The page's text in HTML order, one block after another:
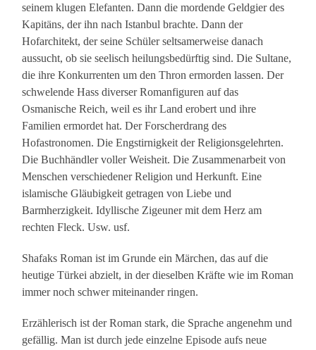
seinem klugen Elefanten. Dann die mordende Geldgier des
Kapitäns, der ihn nach Istanbul brachte. Dann der
Hofarchitekt, der seine Schüler seltsamerweise danach
aussucht, ob sie seelisch heilungsbedürftig sind. Die Sultane,
die ihre Konkurrenten um den Thron ermorden lassen. Der
schwelende Hass diverser Romanfiguren auf das
Osmanische Reich, weil es ihr Land erobert und ihre
Familien ermordet hat. Der Forscherdrang des
Hofastronomen. Die Engstirnigkeit der Religionsgelehrten.
Die Buchhändler voller Weisheit. Die Zusammenarbeit von
Menschen verschiedener Religion und Herkunft. Eine
islamische Gläubigkeit getragen von Liebe und
Barmherzigkeit. Idyllische Zigeuner mit dem Herz am
rechten Fleck. Usw. usf.
Shafaks Roman ist im Grunde ein Märchen, das auf die
heutige Türkei abzielt, in der dieselben Kräfte wie im Roman
immer noch schwer miteinander ringen.
Erzählerisch ist der Roman stark, die Sprache angenehm und
gefällig. Man ist durch jede einzelne Episode aufs neue